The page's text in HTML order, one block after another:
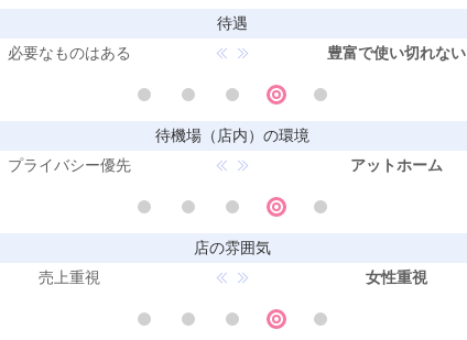
待遇
必要なものはある
豊富で使い切れない
待機場（店内）の環境
プライバシー優先
アットホーム
店の雰囲気
売上重視
女性重視